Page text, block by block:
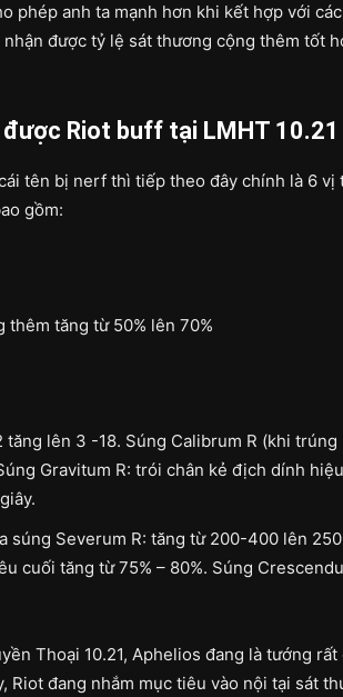
phép anh ta mạnh hơn khi kết hợp với
được tỷ lệ sát thương cộng thêm tốt
Riot buff tại LMHT 10.21
tên bị nerf thì tiếp theo đây chính là 6
gồm:
thêm tăng từ 50% lên 70%
tăng lên 3 -18. Súng Calibrum R (khi
Gravitum R: trói chân kẻ địch dính
súng Severum R: tăng từ 200-400 lên
cuối tăng từ 75% – 80%. Súng
Thoại 10.21, Aphelios đang là tướng
Riot đang nhắm mục tiêu vào nội tại sát